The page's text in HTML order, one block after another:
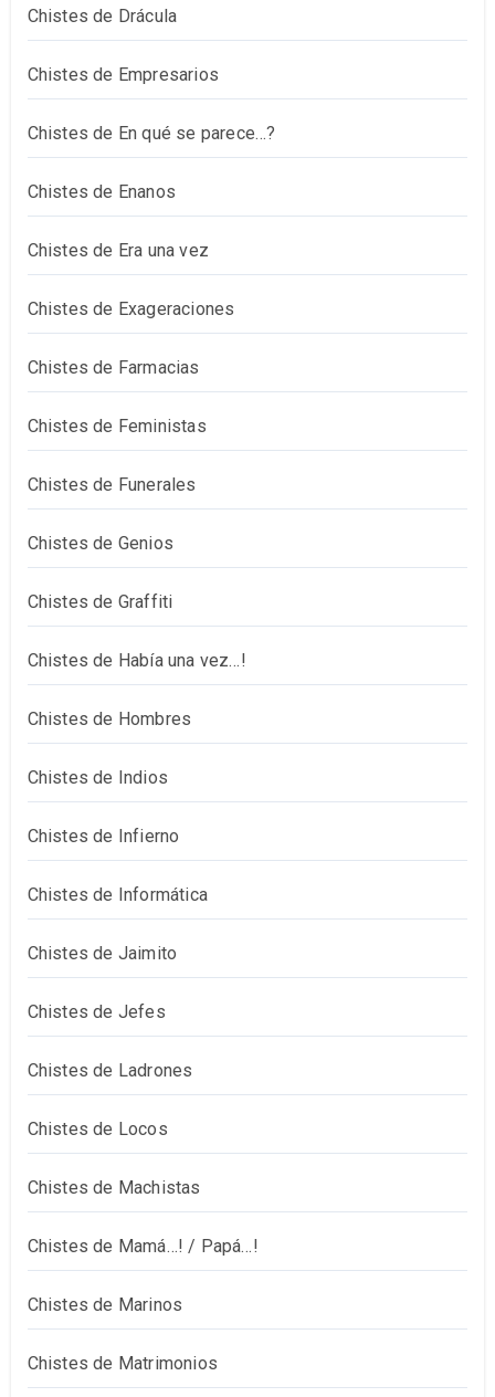
Chistes de Drácula
Chistes de Empresarios
Chistes de En qué se parece…?
Chistes de Enanos
Chistes de Era una vez
Chistes de Exageraciones
Chistes de Farmacias
Chistes de Feministas
Chistes de Funerales
Chistes de Genios
Chistes de Graffiti
Chistes de Había una vez…!
Chistes de Hombres
Chistes de Indios
Chistes de Infierno
Chistes de Informática
Chistes de Jaimito
Chistes de Jefes
Chistes de Ladrones
Chistes de Locos
Chistes de Machistas
Chistes de Mamá…! / Papá…!
Chistes de Marinos
Chistes de Matrimonios